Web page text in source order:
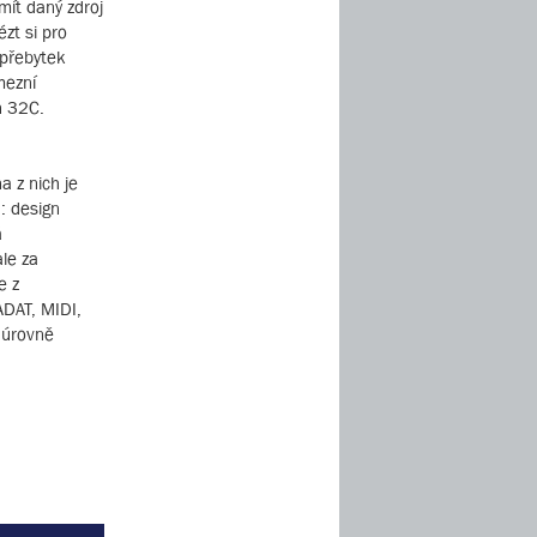
daný zdroj
si pro
z nich je
design
za
z
MIDI,